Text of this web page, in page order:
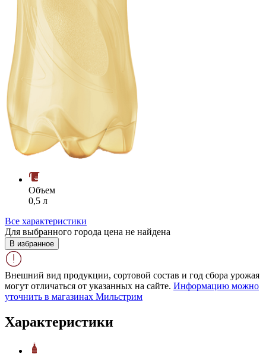
Объем
0,5 л
Все характеристики
Для выбранного города цена не найдена
В избранное
Внешний вид продукции, сортовой состав и год сбора урожая
могут отличаться от указанных на сайте. Информацию можно
уточнить в магазинах Мильстрим
Характеристики